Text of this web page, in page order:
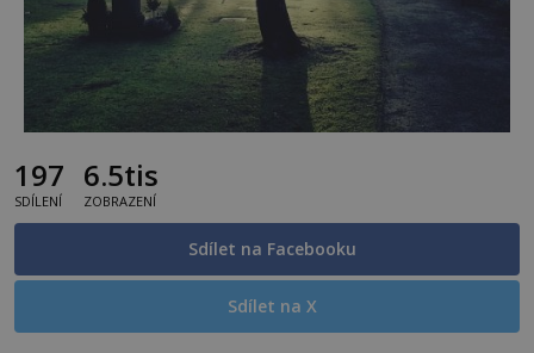
197
SDÍLENÍ
6.5tis
ZOBRAZENÍ
Sdílet na Facebooku
Sdílet na X